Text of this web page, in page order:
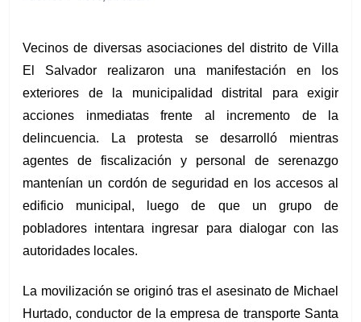
Vecinos de diversas asociaciones del distrito de Villa
El Salvador realizaron una manifestación en los
exteriores de la municipalidad distrital para exigir
acciones inmediatas frente al incremento de la
delincuencia. La protesta se desarrolló mientras
agentes de fiscalización y personal de serenazgo
mantenían un cordón de seguridad en los accesos al
edificio municipal, luego de que un grupo de
pobladores intentara ingresar para dialogar con las
autoridades locales.
La movilización se originó tras el asesinato de Michael
Hurtado, conductor de la empresa de transporte Santa